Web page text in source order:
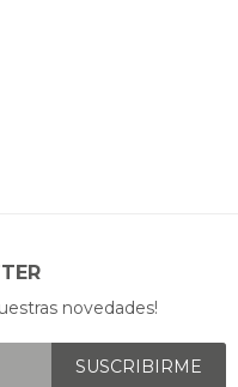
novedades!
SUSCRIBIRME